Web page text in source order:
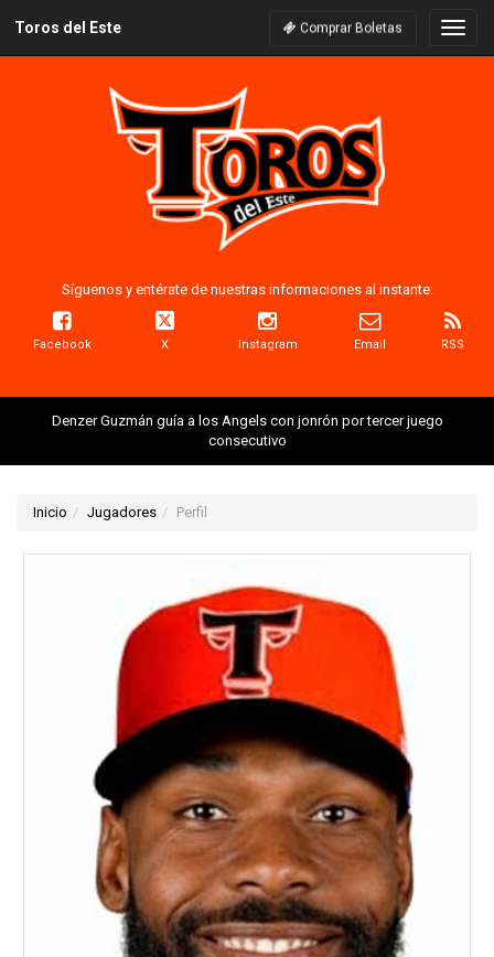
Toros del Este Comprar Boletas
Síguenos y entérate de nuestras informaciones al instante:
Facebook X Instagram Email RSS
Denzer Guzmán guía a los Angels con jonrón por tercer juego
consecutivo
Inicio Jugadores Perfil